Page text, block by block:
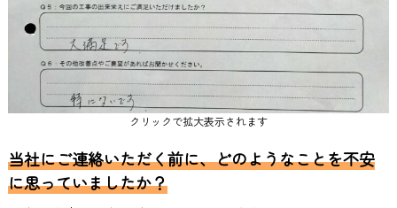
クリックで拡大表示されます
当社にご連絡いただく前に、どのようなことを不安
に思っていましたか？